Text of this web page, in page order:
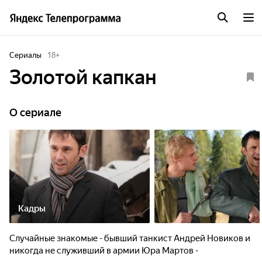
Сериалы 18+
Золотой капкан
O сериале
Кадры
Случайные знакомые - бывший танкист Андрей Новиков и
никогда не служивший в армии Юра Мартов -